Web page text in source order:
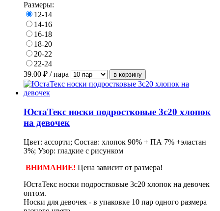
Размеры:
12-14
14-16
16-18
18-20
20-22
22-24
39.00 ₽ / пара
ЮстаТекс носки подростковые 3с20 хлопок
на девочек
Цвет: ассорти; Состав: хлопок 90% + ПА 7% +эластан
3%; Узор: гладкие с рисунком
ВНИМАНИЕ! Цена зависит от размера!
ЮстаТекс носки подростковые 3с20 хлопок на девочек
оптом.
Носки для девочек - в упаковке 10 пар одного размера